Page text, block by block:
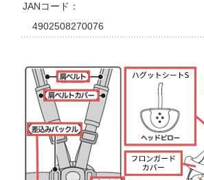
JANコード
4902508270076